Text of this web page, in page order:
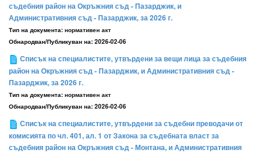
съдебния район на Окръжния съд - Пазарджик, и
Административния съд - Пазарджик, за 2026 г.
Тип на документа: нормативен акт
Обнародван/Публикуван на: 2026-02-06
Списък на специалистите, утвърдени за вещи лица за съдебния
район на Окръжния съд - Пазарджик, и Административния съд -
Пазарджик, за 2026 г.
Тип на документа: нормативен акт
Обнародван/Публикуван на: 2026-02-06
Списък на специалистите, утвърдени за съдебни преводачи от
комисията по чл. 401, ал. 1 от Закона за съдебната власт за
съдебния район на Окръжния съд - Монтана, и Административния